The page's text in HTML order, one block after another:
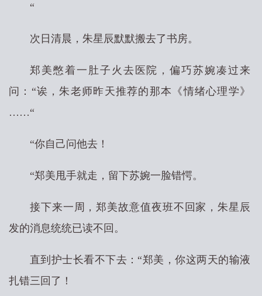
“
次日清晨，朱星辰默默搬去了书房。
郑美憋着一肚子火去医院，偏巧苏婉凑过来
问：“诶，朱老师昨天推荐的那本《情绪心理学》
……“
“你自己问他去！
“郑美甩手就走，留下苏婉一脸错愕。
接下来一周，郑美故意值夜班不回家，朱星辰
发的消息统统已读不回。
直到护士长看不下去：“郑美，你这两天的输液
扎错三回了！